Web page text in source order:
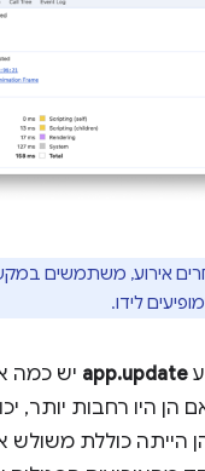
אירוע, משתמשים
לידו.
app.update יש כמה
הן היו רחבות יותר,
הייתה כוללת משולש